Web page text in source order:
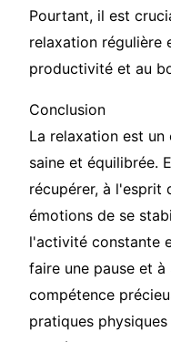
Pourtant, il est
relaxation régulière
productivité et au
Conclusion
La relaxation est un
saine et équilibrée.
récupérer, à l'esprit
émotions de se
l'activité constante
faire une pause et
compétence
pratiques